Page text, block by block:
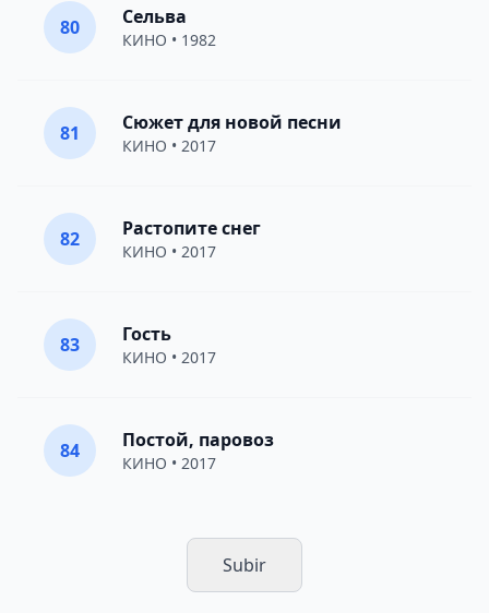
80 Сельва
КИНО • 1982
81 Сюжет для новой песни
КИНО • 2017
82 Растопите снег
КИНО • 2017
83 Гость
КИНО • 2017
84 Постой, паровоз
КИНО • 2017
Subir